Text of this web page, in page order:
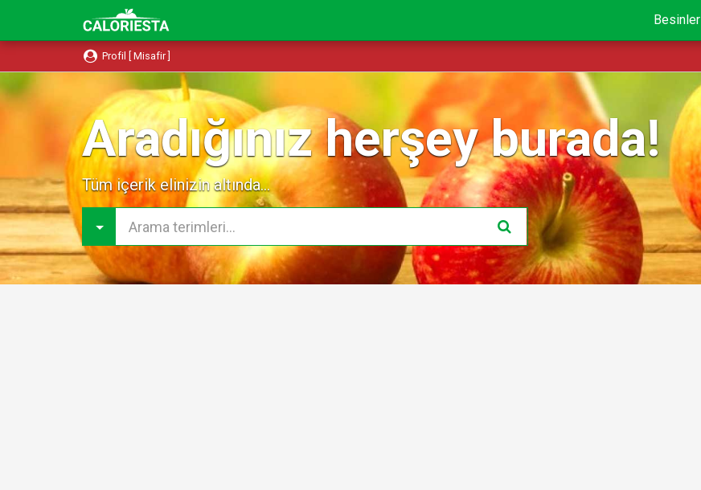
Besinler
Profil [ Misafir ]
Aradığınız herşey burada!
Tüm içerik elinizin altında...